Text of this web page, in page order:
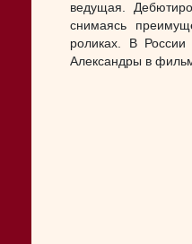
ведущая.
снимаясь
роликах. В России
Александры в